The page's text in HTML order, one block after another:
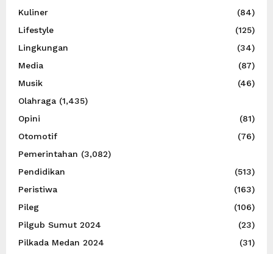
Kuliner
(84)
Lifestyle
(125)
Lingkungan
(34)
Media
(87)
Musik
(46)
Olahraga (1,435)
Opini
(81)
Otomotif
(76)
Pemerintahan (3,082)
Pendidikan
(513)
Peristiwa
(163)
Pileg
(106)
Pilgub Sumut 2024
(23)
Pilkada Medan 2024
(31)